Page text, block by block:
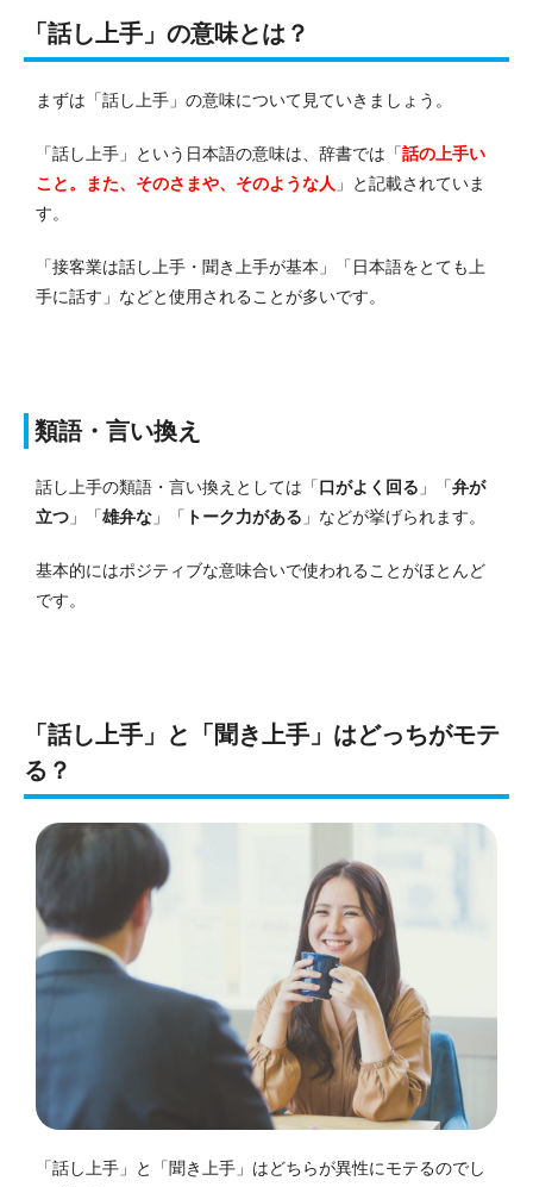
「話し上手」の意味とは？
まずは「話し上手」の意味について見ていきましょう。
「話し上手」という日本語の意味は、辞書では「話の上手い
こと。また、そのさまや、そのような人 」と記載されていま
す。
「接客業は話し上手・聞き上手が基本」「日本語をとても上
手に話す」などと使用されることが多いです。
類語・言い換え
話し上手の類語・言い換えとしては「口がよく回る 」「弁が
立つ 」「雄弁な 」「 トーク力がある 」などが挙げられます。
基本的にはポジティブな意味合いで使われることがほとんど
です。
「話し上手」と「聞き上手」はどっちがモテ
る？
「話し上手」と「聞き上手」はどちらが異性にモテるのでし